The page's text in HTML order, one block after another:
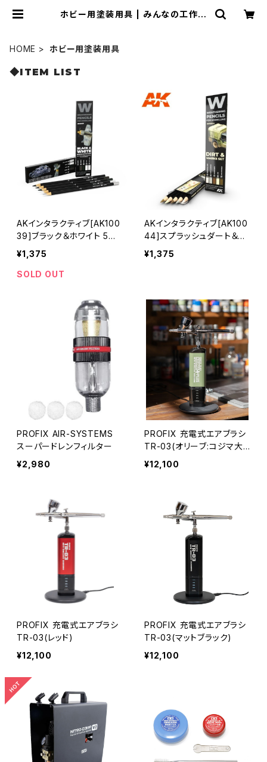
ホビー用塗装用具 | みんなの工作ベ
HOME ホビー用塗装用具
◆ITEM LIST
AKインタラクティブ[AK100
39]ブラック＆ホワイト 5色
セット
¥1,375
SOLD OUT
AKインタラクティブ[AK100
44]スプラッシュダート＆ス
テインズ 5色セット
¥1,375
PROFIX AIR-SYSTEMS
スーパードレンフィルター
¥2,980
PROFIX 充電式エアブラシ
TR-03(オリーブ:コジマ大
隊長監修モデル)
¥12,100
PROFIX 充電式エアブラシ
TR-03(レッド)
¥12,100
PROFIX 充電式エアブラシ
TR-03(マットブラック)
¥12,100